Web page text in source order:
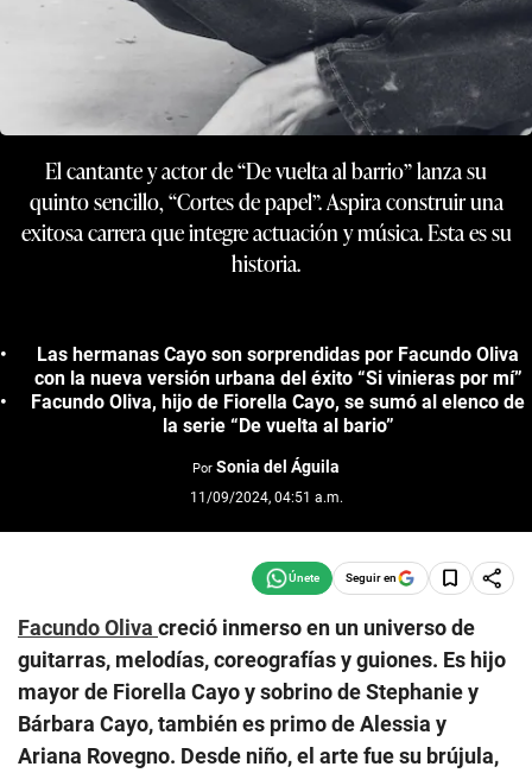
El cantante y actor de “De vuelta al barrio” lanza su
quinto sencillo, “Cortes de papel”. Aspira construir una
exitosa carrera que integre actuación y música. Esta es su
historia.
Las hermanas Cayo son sorprendidas por Facundo Oliva
con la nueva versión urbana del éxito “Si vinieras por mí”
Facundo Oliva, hijo de Fiorella Cayo, se sumó al elenco de
la serie “De vuelta al bario”
Por Sonia del Águila
11/09/2024, 04:51 a.m.
Seguir en
Facundo Oliva creció inmerso en un universo de
guitarras, melodías, coreografías y guiones. Es hijo
mayor de Fiorella Cayo y sobrino de Stephanie y
Bárbara Cayo, también es primo de Alessia y
Ariana Rovegno. Desde niño, el arte fue su brújula,